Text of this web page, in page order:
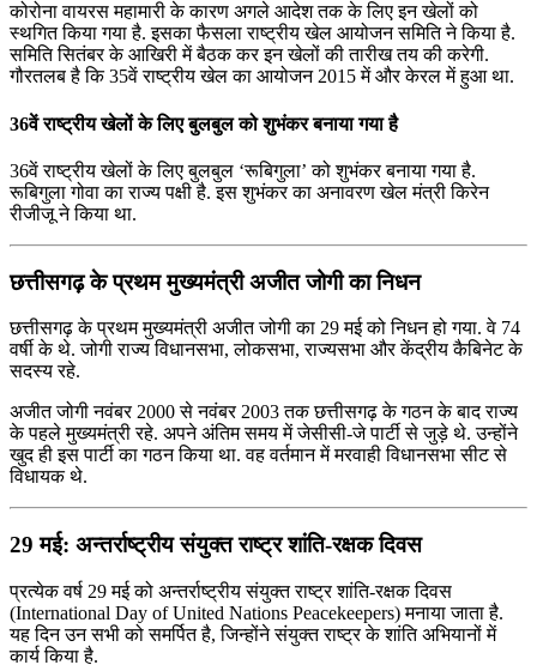
कोरोना वायरस महामारी के कारण अगले आदेश तक के लिए इन खेलों को
स्थगित किया गया है. इसका फैसला राष्ट्रीय खेल आयोजन समिति ने किया है.
समिति सितंबर के आखिरी में बैठक कर इन खेलों की तारीख तय की करेगी.
गौरतलब है कि 35वें राष्ट्रीय खेल का आयोजन 2015 में और केरल में हुआ था.
36वें राष्ट्रीय खेलों के लिए बुलबुल को शुभंकर बनाया गया है
36वें राष्ट्रीय खेलों के लिए बुलबुल ‘रूबिगुला’ को शुभंकर बनाया गया है.
रूबिगुला गोवा का राज्य पक्षी है. इस शुभंकर का अनावरण खेल मंत्री किरेन
रीजीजू ने किया था.
छत्तीसगढ़ के प्रथम मुख्यमंत्री अजीत जोगी का निधन
छत्तीसगढ़ के प्रथम मुख्यमंत्री अजीत जोगी का 29 मई को निधन हो गया. वे 74
वर्षी के थे. जोगी राज्य विधानसभा, लोकसभा, राज्यसभा और केंद्रीय कैबिनेट के
सदस्य रहे.
अजीत जोगी नवंबर 2000 से नवंबर 2003 तक छत्तीसगढ़ के गठन के बाद राज्य
के पहले मुख्यमंत्री रहे. अपने अंतिम समय में जेसीसी-जे पार्टी से जुड़े थे. उन्होंने
खुद ही इस पार्टी का गठन किया था. वह वर्तमान में मरवाही विधानसभा सीट से
विधायक थे.
29 मई: अन्तर्राष्ट्रीय संयुक्त राष्ट्र शांति-रक्षक दिवस
प्रत्येक वर्ष 29 मई को अन्तर्राष्ट्रीय संयुक्त राष्ट्र शांति-रक्षक दिवस
(International Day of United Nations Peacekeepers) मनाया जाता है.
यह दिन उन सभी को समर्पित है, जिन्होंने संयुक्त राष्ट्र के शांति अभियानों में
कार्य किया है.